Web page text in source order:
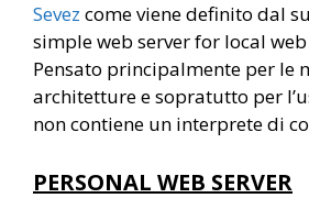
Sevez come viene definito dal
simple web server for local
Pensato principalmente per le
architetture e sopratutto per
non contiene un interprete di
PERSONAL WEB SERVER